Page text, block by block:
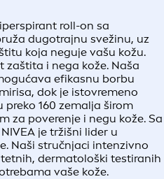
roll-on sa
dugotrajnu svežinu, uz
koja neguje vašu kožu.
i nega kože. Naša
efikasnu borbu
dok je istovremeno
preko 160 zemalja širom
za poverenje i negu kože. Sa
je tržišni lider u
Naši stručnjaci intenzivno
dermatološki testiranih
vaše kože.